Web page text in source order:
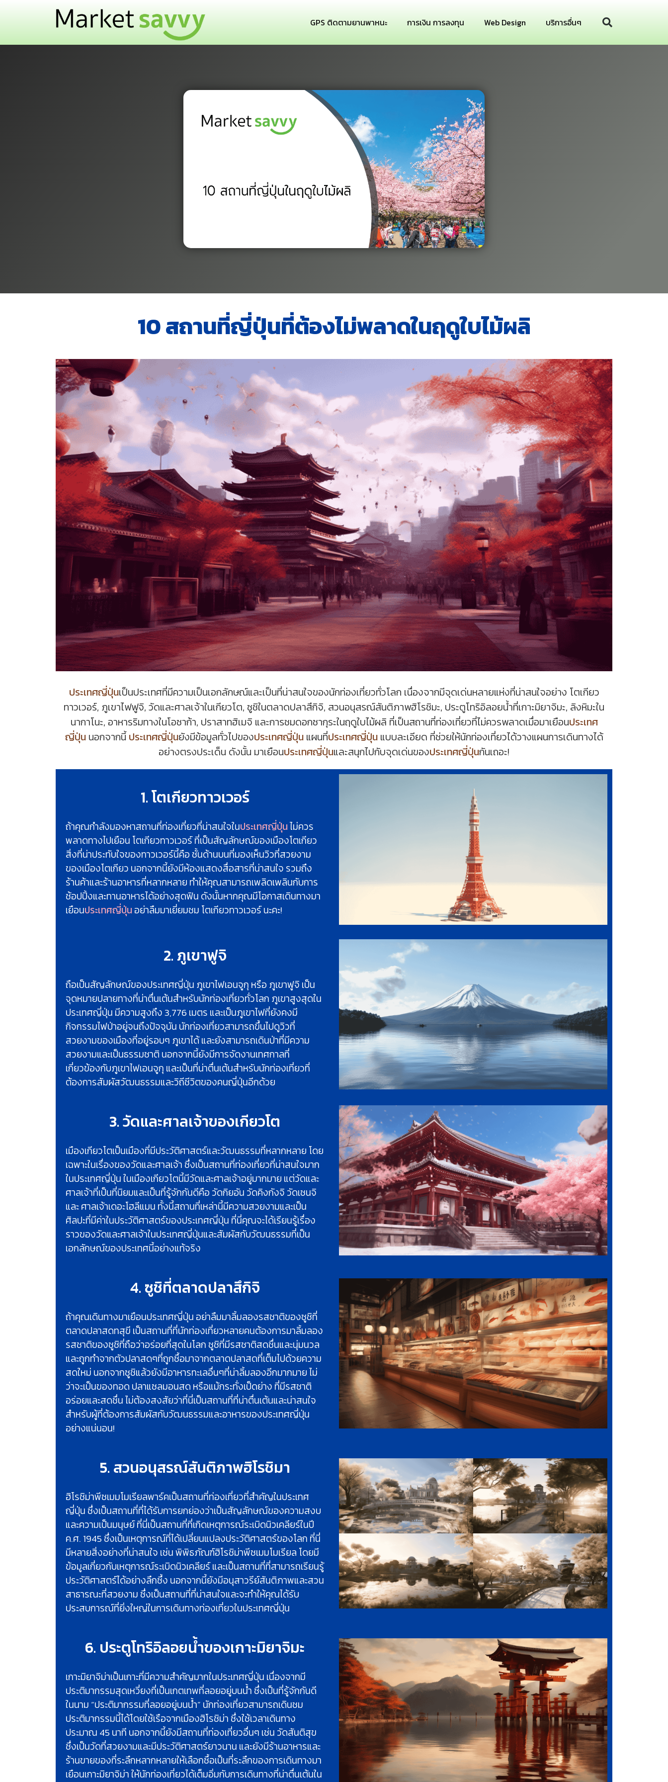
GPS ติดตามยานพาหนะ การเงิน การลงทุน Web Design บริการอื่นๆ
10 สถานที่ญี่ปุ่นที่ต้องไม่พลาดในฤดูใบไม้ผลิ
ประเทศญี่ปุ่นเป็นประเทศที่มีความเป็นเอกลักษณ์และเป็นที่น่าสนใจของนักท่องเที่ยวทั่วโลก เนื่องจากมีจุดเด่นหลายแห่งที่น่าสนใจอย่าง โตเกียว
ทาวเวอร์, ภูเขาไฟฟูจิ, วัดและศาลเจ้าในเกียวโต, ซูชิในตลาดปลาสึกิจิ, สวนอนุสรณ์สันติภาพฮิโรชิมะ, ประตูโทริอิลอยน้ำที่เกาะมิยาจิมะ, ลิงหิมะใน
นากาโนะ, อาหารริมทางในโอซาก้า, ปราสาทฮิเมจิ และการชมดอกซากุระในฤดูใบไม้ผลิ ที่เป็นสถานที่ท่องเที่ยวที่ไม่ควรพลาดเมื่อมาเยือนประเทศ
ญี่ปุ่นนอกจากนี้ประเทศญี่ปุ่นยังมีข้อมูลทั่วไปของประเทศญี่ปุ่นแผนที่ประเทศญี่ปุ่นแบบละเอียด ที่ช่วยให้นักท่องเที่ยวได้วางแผนการเดินทางได้
อย่างตรงประเด็น ดังนั้น มาเยือนประเทศญี่ปุ่นและสนุกไปกับจุดเด่นของประเทศญี่ปุ่นกันเถอะ!
1. โตเกียวทาวเวอร์
ถ้าคุณกำลังมองหาสถานที่ท่องเที่ยวที่น่าสนใจในประเทศญี่ปุ่นไม่ควร
พลาดทางไปเยือน โตเกียวทาวเวอร์ ที่เป็นสัญลักษณ์ของเมืองโตเกียว
สิ่งที่น่าประทับใจของทาวเวอร์นี้คือ ชั้นด้านบนที่มองเห็นวิวที่สวยงาม
ของเมืองโตเกียว นอกจากนี้ยังมีห้องแสดงสื่อสารที่น่าสนใจ รวมถึง
ร้านค้าและร้านอาหารที่หลากหลาย ทำให้คุณสามารถเพลิดเพลินกับการ
ช้อปปิ้งและทานอาหารได้อย่างสุดฟิน ดังนั้นหากคุณมีโอกาสเดินทางมา
เยือนประเทศญี่ปุ่น อย่าลืมมาเยี่ยมชม โตเกียวทาวเวอร์ นะคะ!
2. ภูเขาฟูจิ
ถือเป็นสัญลักษณ์ของประเทศญี่ปุ่น ภูเขาไฟเอนจูกุ หรือ ภูเขาฟูจิ เป็น
จุดหมายปลายทางที่น่าตื่นเต้นสำหรับนักท่องเที่ยวทั่วโลก ภูเขาสูงสุดใน
ประเทศญี่ปุ่น มีความสูงถึง 3,776 เมตร และเป็นภูเขาไฟที่ยังคงมี
กิจกรรมไฟป่าอยู่จนถึงปัจจุบัน นักท่องเที่ยวสามารถขึ้นไปดูวิวที่
สวยงามของเมืองที่อยู่รอบๆ ภูเขาได้ และยังสามารถเดินป่าที่มีความ
สวยงามและเป็นธรรมชาติ นอกจากนี้ยังมีการจัดงานเทศกาลที่
เกี่ยวข้องกับภูเขาไฟเอนจูกุ และเป็นที่น่าตื่นเต้นสำหรับนักท่องเที่ยวที่
ต้องการสัมผัสวัฒนธรรมและวิถีชีวิตของคนญี่ปุ่นอีกด้วย
3. วัดและศาลเจ้าของเกียวโต
เมืองเกียวโตเป็นเมืองที่มีประวัติศาสตร์และวัฒนธรรมที่หลากหลาย โดย
เฉพาะในเรื่องของวัดและศาลเจ้า ซึ่งเป็นสถานที่ท่องเที่ยวที่น่าสนใจมาก
ในประเทศญี่ปุ่น ในเมืองเกียวโตนี้มีวัดและศาลเจ้าอยู่มากมาย แต่วัดและ
ศาลเจ้าที่เป็นที่นิยมและเป็นที่รู้จักกันดีคือ วัดกิยอัน วัดคิงกังจิ วัดเซนจิ
และ ศาลเจ้าเดอะโฮลีแมน ทั้งนี้สถานที่เหล่านี้มีความสวยงามและเป็น
ศิลปะที่มีค่าในประวัติศาสตร์ของประเทศญี่ปุ่น ที่นี่คุณจะได้เรียนรู้เรื่อง
ราวของวัดและศาลเจ้าในประเทศญี่ปุ่นและสัมผัสกับวัฒนธรรมที่เป็น
เอกลักษณ์ของประเทศนี้อย่างแท้จริง
4. ซูชิที่ตลาดปลาสึกิจิ
ถ้าคุณเดินทางมาเยือนประเทศญี่ปุ่น อย่าลืมมาลิ้มลองรสชาติของซูชิที่
ตลาดปลาสดทสุขี เป็นสถานที่ที่นักท่องเที่ยวหลายคนต้องการมาลิ้มลอง
รสชาติของซูชิที่ถือว่าอร่อยที่สุดในโลก ซูชิที่มีรสชาติสดชื่นและนุ่มนวล
และถูกทำจากตัวปลาสดๆที่ถูกซื้อมาจากตลาดปลาสดที่เต็มไปด้วยความ
สดใหม่ นอกจากซูชิแล้วยังมีอาหารทะเลอื่นๆที่น่าลิ้มลองอีกมากมาย ไม่
ว่าจะเป็นของทอด ปลาแซลมอนสด หรือแม้กระทั่งเป็ดย่าง ที่มีรสชาติ
อร่อยและสดชื่น ไม่ต้องสงสัยว่าที่นี่เป็นสถานที่ที่น่าตื่นเต้นและน่าสนใจ
สำหรับผู้ที่ต้องการสัมผัสกับวัฒนธรรมและอาหารของประเทศญี่ปุ่น
อย่างแน่นอน!
5. สวนอนุสรณ์สันติภาพฮิโรชิมา
ฮิโรชิม่าพีซเมมโมเรียลพาร์คเป็นสถานที่ท่องเที่ยวที่สำคัญในประเทศ
ญี่ปุ่น ซึ่งเป็นสถานที่ที่ได้รับการยกย่องว่าเป็นสัญลักษณ์ของความสงบ
และความเป็นมนุษย์ ที่นี่เป็นสถานที่ที่เกิดเหตุการณ์ระเบิดนิวเคลียร์ในปี
ค.ศ. 1945 ซึ่งเป็นเหตุการณ์ที่ได้เปลี่ยนแปลงประวัติศาสตร์ของโลก ที่นี่
มีหลายสิ่งอย่างที่น่าสนใจ เช่น พิพิธภัณฑ์ฮิโรชิม่าพีซเมมโมเรียล โดยมี
ข้อมูลเกี่ยวกับเหตุการณ์ระเบิดนิวเคลียร์ และเป็นสถานที่ที่สามารถเรียนรู้
ประวัติศาสตร์ได้อย่างลึกซึ้ง นอกจากนี้ยังมีอนุสาวรีย์สันติภาพและสวน
สาธารณะที่สวยงาม ซึ่งเป็นสถานที่ที่น่าสนใจและจะทำให้คุณได้รับ
ประสบการณ์ที่ยิ่งใหญ่ในการเดินทางท่องเที่ยวในประเทศญี่ปุ่น
6. ประตูโทริอิลอยน้ำของเกาะมิยาจิมะ
เกาะมิยาจิม่าเป็นเกาะที่มีความสำคัญมากในประเทศญี่ปุ่น เนื่องจากมี
ประติมากรรมสุดเหวี่ยงที่เป็นเกตเทพที่ลอยอยู่บนน้ำ ซึ่งเป็นที่รู้จักกันดี
ในนาม “ประติมากรรมที่ลอยอยู่บนน้ำ” นักท่องเที่ยวสามารถเดินชม
ประติมากรรมนี้ได้โดยใช้เรือจากเมืองฮิโรชิม่า ซึ่งใช้เวลาเดินทาง
ประมาณ 45 นาที นอกจากนี้ยังมีสถานที่ท่องเที่ยวอื่นๆ เช่น วัดสันติสุข
ซึ่งเป็นวัดที่สวยงามและมีประวัติศาสตร์ยาวนาน และยังมีร้านอาหารและ
ร้านขายของที่ระลึกหลากหลายให้เลือกซื้อเป็นที่ระลึกของการเดินทางมา
เยือนเกาะมิยาจิม่า ให้นักท่องเที่ยวได้เต็มอิ่มกับการเดินทางที่น่าตื่นเต้นใน